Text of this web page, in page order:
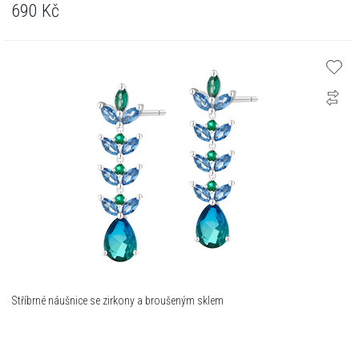
690 Kč
Stříbrné náušnice se zirkony a broušeným sklem